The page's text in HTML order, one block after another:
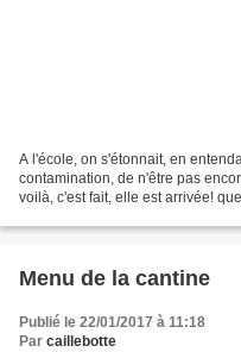
A l'école, on s'étonnait, en
contamination, de n'être pas
voilà, c'est fait, elle est arrivée!
Menu de la cantine
Publié le 22/01/2017 à 11:18
Par caillebotte